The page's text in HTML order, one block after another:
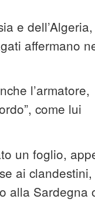
e dell’Algeria,
affermano
l’armatore,
come lui
un foglio,
ai
alla Sardegna